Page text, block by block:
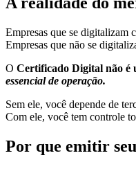
Empresas que se digitalizam
Empresas que não se
O Certificado Digital não é
essencial de operação.
Sem ele, você depende de
Com ele, você tem controle
Por que emitir